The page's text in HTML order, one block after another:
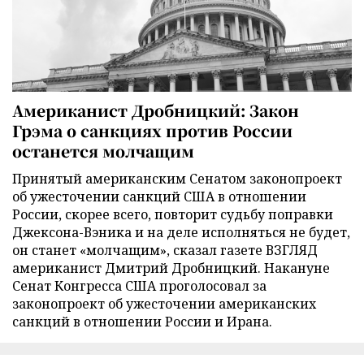
Американист Дробницкий: Закон
Грэма о санкциях против России
останется молчащим
Принятый американским Сенатом законопроект
об ужесточении санкций США в отношении
России, скорее всего, повторит судьбу поправки
Джексона-Вэника и на деле исполняться не будет,
он станет «молчащим», сказал газете ВЗГЛЯД
американист Дмитрий Дробницкий. Накануне
Сенат Конгресса США проголосовал за
законопроект об ужесточении американских
санкций в отношении России и Ирана.